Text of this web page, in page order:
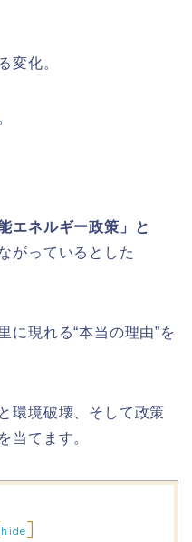
変化。
エネルギー政策」と
がっているとした
に現れる“本当の理由”を
環境破壊、そして政策
当てます。
hide]